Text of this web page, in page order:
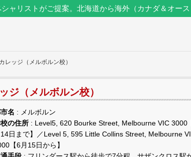
ャリストがご提案。北海道から海外（カナダ＆オース
レッジ（メルボルン校）
ジ（メルボルン校）
名 : メルボルン
の住所 : Level5, 620 Bourke Street, Melbourne VIC 3000
14日まで】／Level 5, 595 Little Collins Street, Melbourne
【6月15日から】